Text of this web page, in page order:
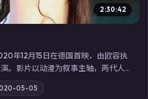
2:30:42
年12月15日在德国首映，由欧容执
。影片以动漫为叙事主轴，两代人
摄影与配乐强化地域气质；站内亦
视剧在线看」延展检索同类型高分
05-05